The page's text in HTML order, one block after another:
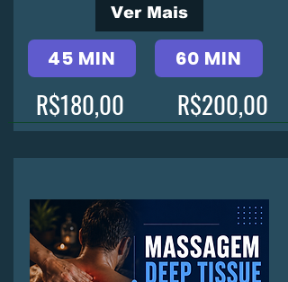
Ver Mais
45 MIN 60 MIN
R$180,00 R$200,00